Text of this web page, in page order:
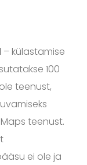
– külastamise
100
teenust,
teenust.
ei ole ja